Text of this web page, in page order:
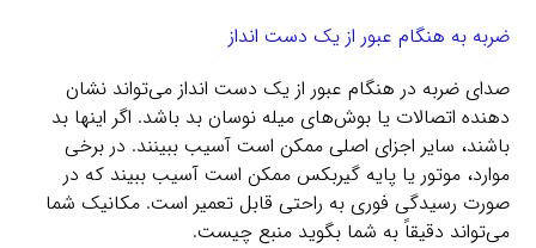
ضربه به هنگام عبور از یک دست انداز
صدای ضربه در هنگام عبور از یک دست انداز می‌تواند نشان
دهنده اتصالات یا بوش‌های میله نوسان بد باشد. اگر اینها بد
باشند، سایر اجزای اصلی ممکن است آسیب ببینند. در برخی
موارد، موتور یا پایه گیربکس ممکن است آسیب ببیند که در
صورت رسیدگی فوری به راحتی قابل تعمیر است. مکانیک شما
می‌تواند دقیقاً به شما بگوید منبع چیست.